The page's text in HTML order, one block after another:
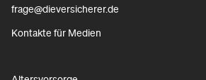
frage@dieversicherer.de
Kontakte für Medien